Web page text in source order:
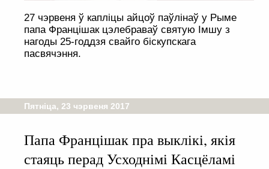
27 чэрвеня ў капліцы айцоў паўлінаў у Рыме
папа Францішак цэлебраваў святую Імшу з
нагоды 25-годдзя свайго біскупскага
пасвячэння.
Пятніца, 23 чэрвеня 2017
Папа Францішак пра выклікі, якія
стаяць перад Усходнімі Касцёламі